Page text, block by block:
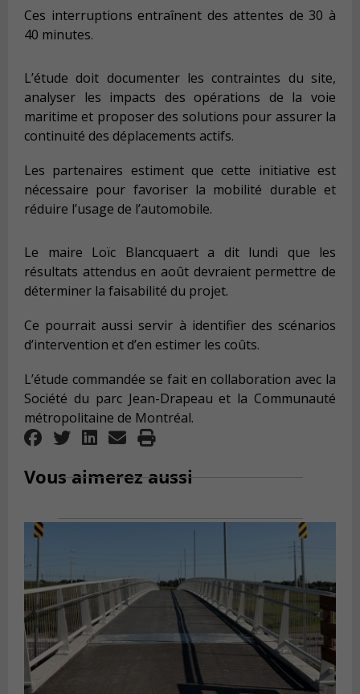
Ces interruptions entraînent des attentes de 30 à
40 minutes.
L’étude doit documenter les contraintes du site,
analyser les impacts des opérations de la voie
maritime et proposer des solutions pour assurer la
continuité des déplacements actifs.
Les partenaires estiment que cette initiative est
nécessaire pour favoriser la mobilité durable et
réduire l’usage de l’automobile.
Le maire Loïc Blancquaert a dit lundi que les
résultats attendus en août devraient permettre de
déterminer la faisabilité du projet.
Ce pourrait aussi servir à identifier des scénarios
d’intervention et d’en estimer les coûts.
L’étude commandée se fait en collaboration avec la
Société du parc Jean-Drapeau et la Communauté
métropolitaine de Montréal.
Vous aimerez aussi